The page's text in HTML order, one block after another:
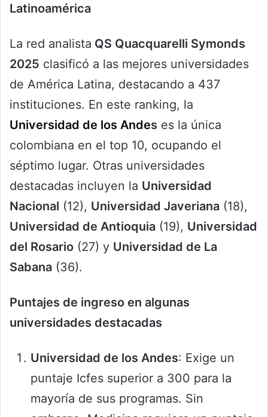
Latinoamérica
La red analista QS Quacquarelli Symonds
2025 clasificó a las mejores universidades
de América Latina, destacando a 437
instituciones. En este ranking, la
Universidad de los Andes es la única
colombiana en el top 10, ocupando el
séptimo lugar. Otras universidades
destacadas incluyen la Universidad
Nacional (12), Universidad Javeriana (18),
Universidad de Antioquia (19), Universidad
del Rosario (27) y Universidad de La
Sabana (36).
Puntajes de ingreso en algunas
universidades destacadas
Universidad de los Andes: Exige un
puntaje Icfes superior a 300 para la
mayoría de sus programas. Sin